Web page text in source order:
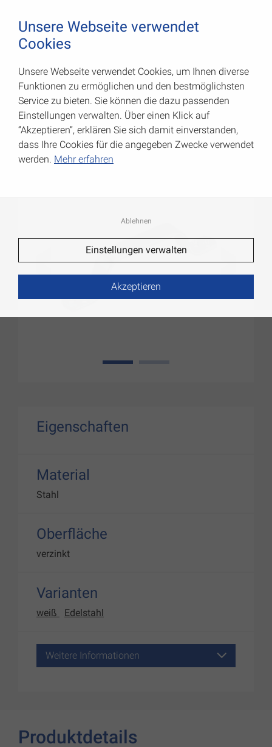
Handgriffe
Art.-Nr.: 000193160Z
1
Eigenschaften
Material
Stahl
Oberfläche
verzinkt
Varianten
weiß Edelstahl
Weitere Informationen
Produktdetails
Unsere Webseite verwendet
Cookies
Unsere Webseite verwendet Cookies, um Ihnen diverse
Funktionen zu ermöglichen und den bestmöglichsten
Service zu bieten. Sie können die dazu passenden
Einstellungen verwalten. Über einen Klick auf
“Akzeptieren”, erklären Sie sich damit einverstanden,
dass Ihre Cookies für die angegeben Zwecke verwendet
werden. Mehr erfahren
Ablehnen
Einstellungen verwalten
Akzeptieren